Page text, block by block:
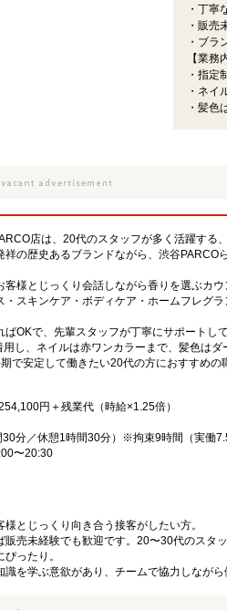
・丁寧
・販売
・ブラ
【業務
・指定
・ネイ
・髪色
店は、20代のスタッフが多く活躍する
祥の歴史あるブランドながら、渋谷
様とじっくり会話しながら香りを選ぶカウ
・スキンケア・ボディケア・ホームフレグ
OKで、先輩スタッフが丁寧にサポートし
し、ネイルは赤ワンカラーまで、髪色はダ
で安定して働きたい20代の方におすすめの
円＋残業代（時給×1.25倍）
分／休憩1時間30分）※拘束9時間（実働
〜20:30
とじっくり向き合う接客がしたい方。
販売未経験でも歓迎です。20〜30代のスタ
ったり。
を学ぶ意欲があり、チームで協力しながら